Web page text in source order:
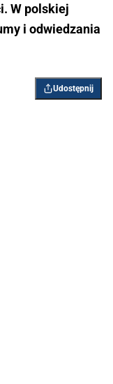
W polskiej
i odwiedzania
Udostępnij